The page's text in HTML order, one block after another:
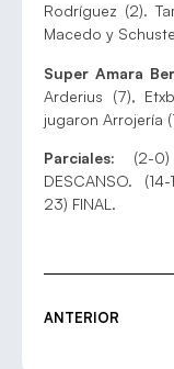
Rodríguez (2).
Macedo y
Super Amara
Arderius (7),
jugaron Arrojería
Parciales: (2-0)
DESCANSO.
23) FINAL.
ANTERIOR